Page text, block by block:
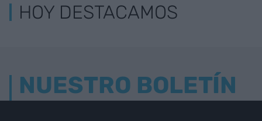
HOY DESTACAMOS
NUESTRO BOLETÍN